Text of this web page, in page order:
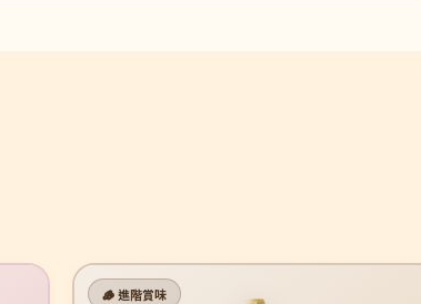
🪵 進階賞味